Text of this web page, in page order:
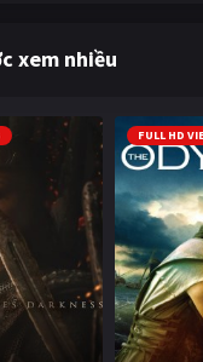
xem nhiều
FULL HD